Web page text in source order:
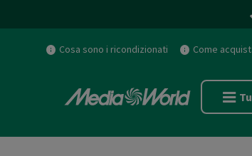
Cosa sono i ricondizionati Come